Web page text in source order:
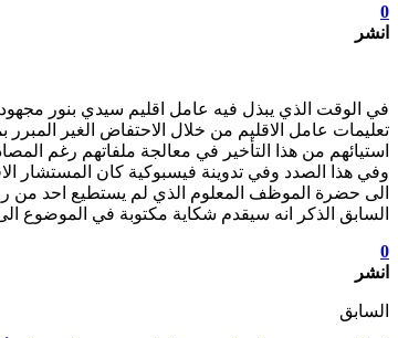
0
انشر
في الوقت الذي يبذل فيه عامل اقليم سيدي بنور
تعليمات عامل الاقليم من خلال الاحتفاض الغير
استيائهم من هذا التأخير في معالجة ملفاتهم رغم
وفي هذا الصدد وفي تدوينة فيسبوكية كان المستشار
الى حضرة الموظف المعلوم الذي لم يستطيع احد من
السابق الذكر انه سيقدم شكاية مكتوبة في الموضوع
0
انشر
السابق